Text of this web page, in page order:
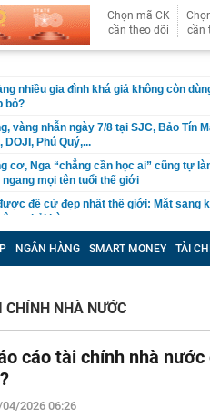
Chọn mã CK
cần theo dõi
cần
nhiều gia đình khá giả không còn
bỏ?
vàng nhẫn ngày 7/8 tại SJC, Bảo Tín
DOJI, Phú Quý,...
cơ, Nga “chẳng cần học ai” cũng tự
mọi tên tuổi thế giới
đề cử đẹp nhất thế giới: Mặt sang
phải bàn
nghiệp thép – vật liệu xây dựng nộp
đồng đến từ đâu?
rơi xuống biển Đà Nẵng, nữ du khách
ăn máy bay quy mô bậc nhất Việt Nam
AI, phục vụ 50 triệu khách
một văn phòng, sa thải 250 nhân viên
Quân SN 1996
NGÂN HÀNG SMART MONEY TÀI
CHÍNH NHÀ NƯỚC
cáo tài chính nhà
2026 06:26